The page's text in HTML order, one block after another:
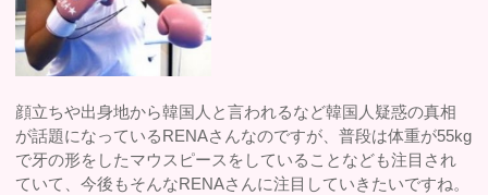
顔立ちや出身地から韓国人と言われるなど韓国人疑惑の真相
が話題になっているRENAさんなのですが、普段は体重が55kg
で牙の形をしたマウスピースをしていることなども注目され
ていて、今後もそんなRENAさんに注目していきたいですね。